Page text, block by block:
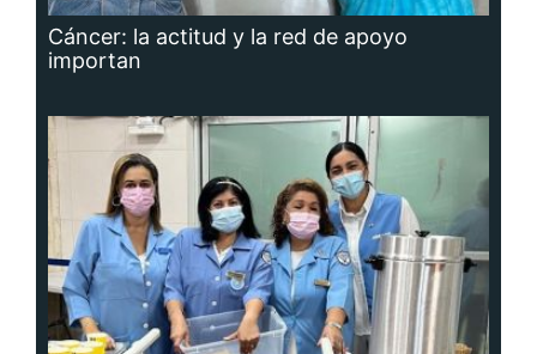
Cáncer: la actitud y la red de apoyo
importan